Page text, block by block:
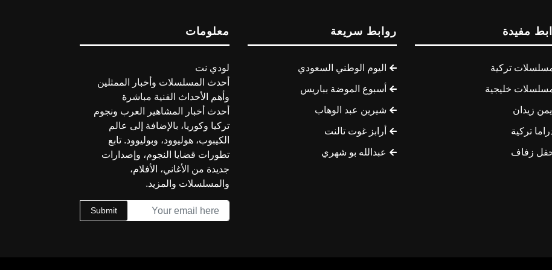
مفيدة
تركية
خليجية
أيمن زيدان
تركية
زفاف
روابط سريعة
اليوم الوطني السعودي
أسبوع الموضة بباريس
شيرين عبد الوهاب
أرابز غوت تالنت
عبدالله بو شهري
معلومات
لودي نت
أحدث المسلسلات وأخبار الممثلين
وأهم الأحداث الفنية مباشرة
أحدث أخبار المشاهير العرب ونجوم
تركيا وكوريا، بالإضافة إلى عالم
الكيبوب، هوليوود، وبوليوود. تابع
تطورات قضايا النجوم، وإصدارات
جديدة من الأغاني، الأفلام،
والمسلسلات والمزيد.
Submit